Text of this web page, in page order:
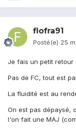
flofra91
Posté(e) 25
Je fais un petit retour
Pas de FC, tout est
La fluidité est au
On est pas dépaysé,
l'on fait une MAJ